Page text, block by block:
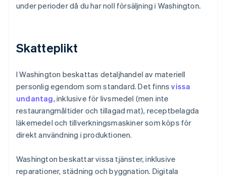
under perioder då du har noll försäljning i Washington.
Skatteplikt
I Washington beskattas detaljhandel av materiell
personlig egendom som standard. Det finnsvissa
undantag, inklusive för livsmedel (men inte
restaurangmåltider och tillagad mat), receptbelagda
läkemedel och tillverkningsmaskiner som köps för
direkt användning i produktionen.
Washington beskattar vissa tjänster, inklusive
reparationer, städning och byggnation. Digitala